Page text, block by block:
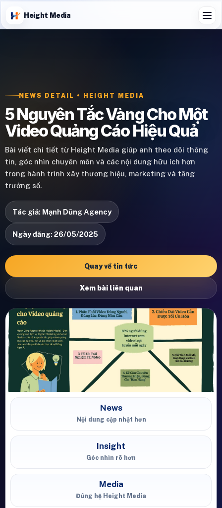
Height Media
NEWS DETAIL • HEIGHT MEDIA
5 Nguyên Tắc Vàng Cho Một
Video Quảng Cáo Hiệu Quả
Bài viết chi tiết từ Height Media giúp anh theo dõi thông
tin, góc nhìn chuyên môn và các nội dung hữu ích hơn
trong hành trình xây thương hiệu, marketing và tăng
trưởng số.
Tác giả: Mạnh Dũng Agency
Ngày đăng: 26/05/2025
Quay về tin tức
Xem bài liên quan
News
Nội dung cập nhật hơn
Insight
Góc nhìn rõ hơn
Media
Đúng hệ Height Media